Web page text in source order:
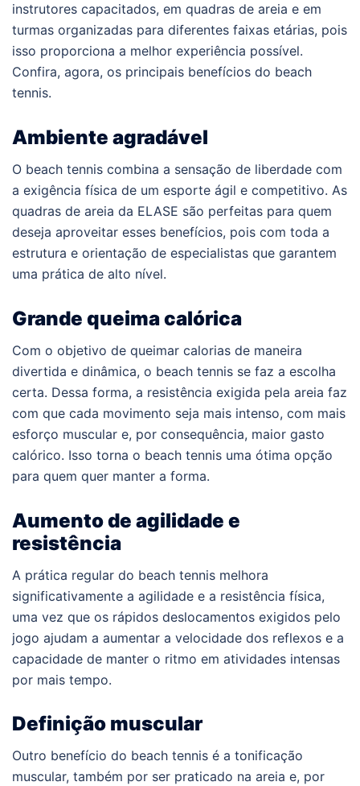
instrutores capacitados, em quadras de areia e em
turmas organizadas para diferentes faixas etárias, pois
isso proporciona a melhor experiência possível.
Confira, agora, os principais benefícios do beach
tennis.
Ambiente agradável
O beach tennis combina a sensação de liberdade com
a exigência física de um esporte ágil e competitivo. As
quadras de areia da ELASE são perfeitas para quem
deseja aproveitar esses benefícios, pois com toda a
estrutura e orientação de especialistas que garantem
uma prática de alto nível.
Grande queima calórica
Com o objetivo de queimar calorias de maneira
divertida e dinâmica, o beach tennis se faz a escolha
certa. Dessa forma, a resistência exigida pela areia faz
com que cada movimento seja mais intenso, com mais
esforço muscular e, por consequência, maior gasto
calórico. Isso torna o beach tennis uma ótima opção
para quem quer manter a forma.
Aumento de agilidade e
resistência
A prática regular do beach tennis melhora
significativamente a agilidade e a resistência física,
uma vez que os rápidos deslocamentos exigidos pelo
jogo ajudam a aumentar a velocidade dos reflexos e a
capacidade de manter o ritmo em atividades intensas
por mais tempo.
Definição muscular
Outro benefício do beach tennis é a tonificação
muscular, também por ser praticado na areia e, por